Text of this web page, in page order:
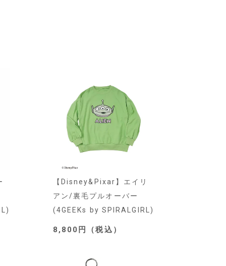
【Disney&Pixar】エイリ
アン/裏毛プルオーバー
(4GEEKs by SPIRALGIRL)
8,800円（税込）